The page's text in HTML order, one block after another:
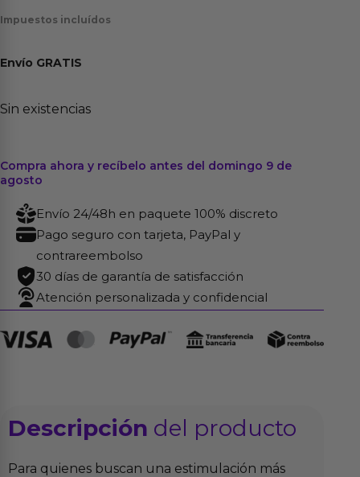
Impuestos incluídos
Envío GRATIS
Sin existencias
Compra ahora y recíbelo antes del domingo 9 de
agosto
Envío 24/48h en paquete 100% discreto
Pago seguro con tarjeta, PayPal y
contrareembolso
30 días de garantía de satisfacción
Atención personalizada y confidencial
Descripción del producto
Para quienes buscan una estimulación más